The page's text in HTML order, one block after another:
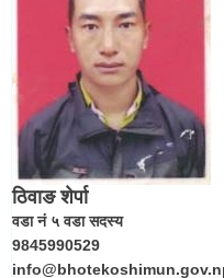
ठिवाङ शेर्पा
वडा नं ५ वडा सदस्य
9845990529